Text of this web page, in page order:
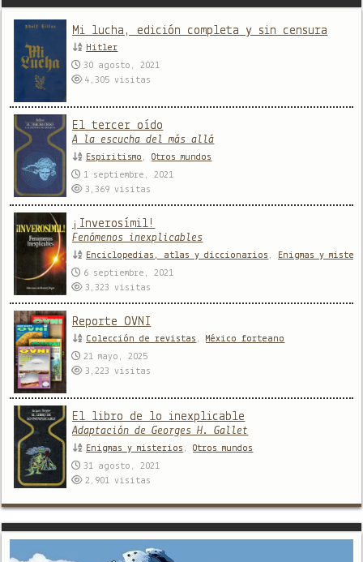
Mi lucha, edición completa y sin censura
Hitler
30 agosto, 2021
4,305visitas
El tercer oído
A la escucha del más allá
Espiritismo ,Otros mundos
1 septiembre, 2021
3,369visitas
¡Inverosímil!
Fenómenos inexplicables
Enciclopedias, atlas y diccionarios ,
Enigmas y
6 septiembre, 2021
3,323visitas
Reporte OVNI
Colección de revistas , México forteano
21 mayo, 2025
3,223visitas
El libro de lo inexplicable
Adaptación de Georges H. Gallet
Enigmas y misterios ,Otros mundos
31 agosto, 2021
2,901visitas